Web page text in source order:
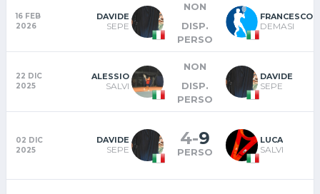
16 FEB
2026
DAVIDE
SEPE
NON
DISP.
PERSO
FRANCESCO
DEMASI
22 DIC
2025
ALESSIO
SALVI
NON
DISP.
PERSO
DAVIDE
SEPE
02 DIC
2025
DAVIDE
SEPE
4-9
PERSO
LUCA
SALVI